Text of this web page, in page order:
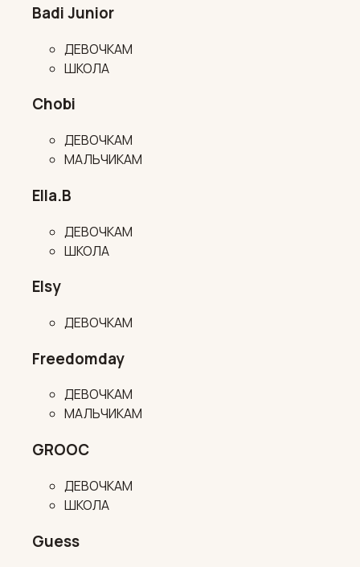
Badi Junior
ДЕВОЧКАМ
ШКОЛА
Chobi
ДЕВОЧКАМ
МАЛЬЧИКАМ
Ella.B
ДЕВОЧКАМ
ШКОЛА
Elsy
ДЕВОЧКАМ
Freedomday
ДЕВОЧКАМ
МАЛЬЧИКАМ
GROOC
ДЕВОЧКАМ
ШКОЛА
Guess